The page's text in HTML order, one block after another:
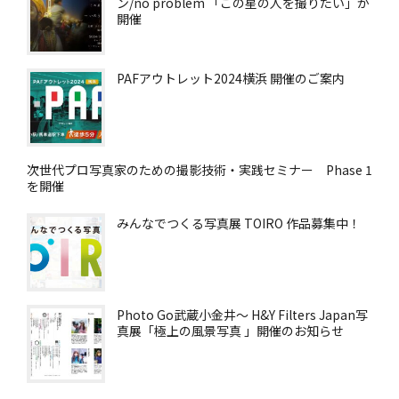
開催
PAFアウトレット2024横浜 開催のご案内
次世代プロ写真家のための撮影技術・実践セミナー Phase 1
を開催
みんなでつくる写真展 TOIRO 作品募集中！
Photo Go武蔵小金井～ H&Y Filters Japan写
真展「極上の風景写真 」開催のお知らせ